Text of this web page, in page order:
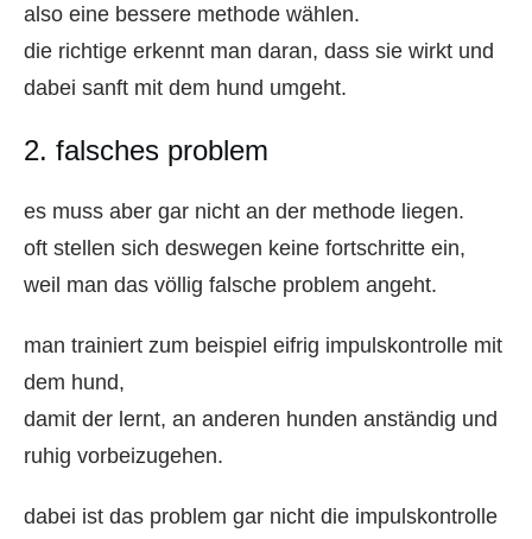
also eine bessere methode wählen.
die richtige erkennt man daran, dass sie wirkt und
dabei sanft mit dem hund umgeht.
2. falsches problem
es muss aber gar nicht an der methode liegen.
oft stellen sich deswegen keine fortschritte ein,
weil man das völlig falsche problem angeht.
man trainiert zum beispiel eifrig impulskontrolle mit
dem hund,
damit der lernt, an anderen hunden anständig und
ruhig vorbeizugehen.
dabei ist das problem gar nicht die impulskontrolle